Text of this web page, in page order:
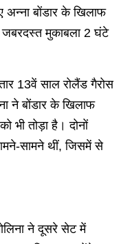
अन्ना बोंडार के खिलाफ
मुकाबला 2 घंटे
13वें साल रोलैंड गैरोस
ने बोंडार के खिलाफ
भी तोड़ा है। दोनों
सामने थीं, जिसमें से
ने दूसरे सेट में